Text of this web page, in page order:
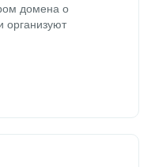
домена о
организуют